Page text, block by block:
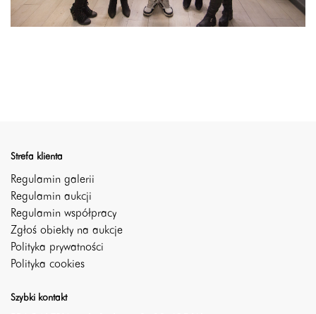
Strefa klienta
Regulamin galerii
Regulamin aukcji
Regulamin współpracy
Zgłoś obiekty na aukcje
Polityka prywatności
Polityka cookies
Szybki kontakt